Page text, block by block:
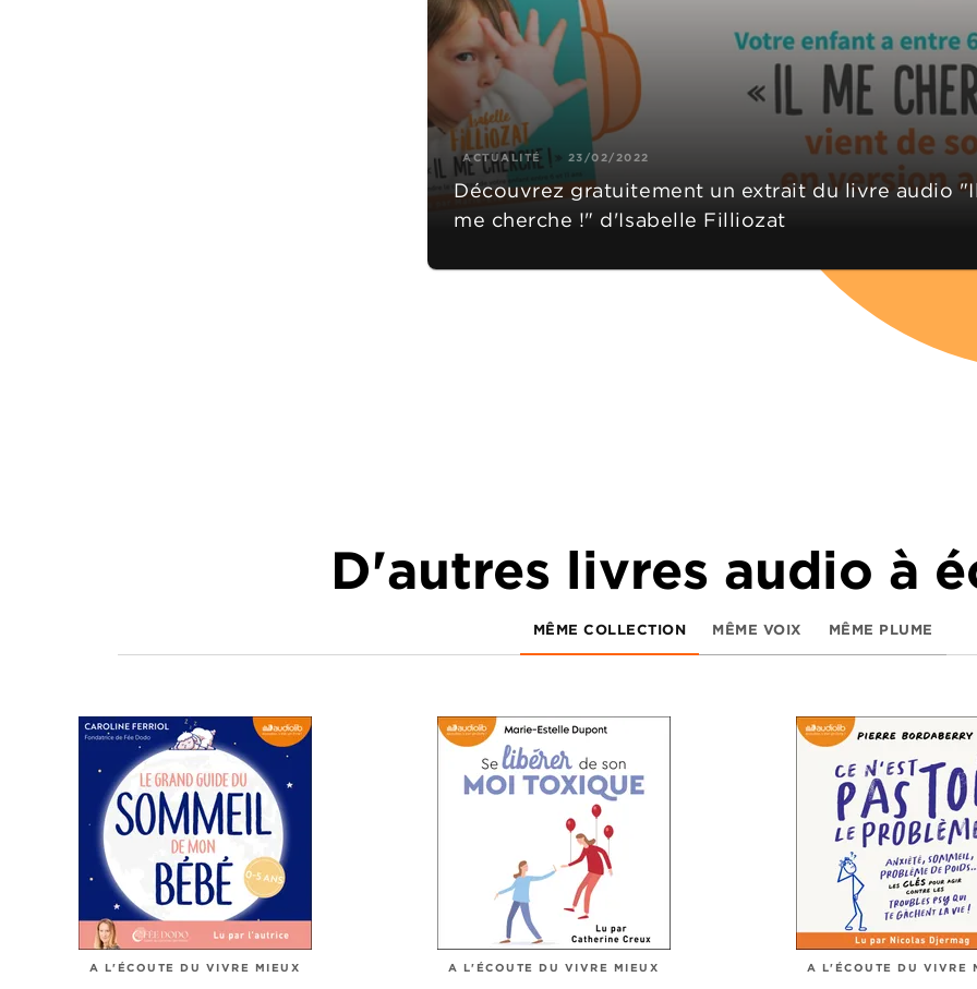
ACTUALITÉ 23/02/2022
Découvrez gratuitement un extrait du livre audio
me cherche !" d'Isabelle Filliozat
D'autres livres audio à
MÊME COLLECTION MÊME VOIX MÊME PLUME
A L'ÉCOUTE DU VIVRE MIEUX A L'ÉCOUTE DU VIVRE MIEUX A L'ÉCOUTE DU VIVRE